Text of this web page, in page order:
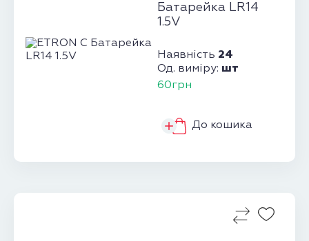
Батарейка LR14
1.5V
Наявність 24
Од. виміру: шт
60грн
До кошика